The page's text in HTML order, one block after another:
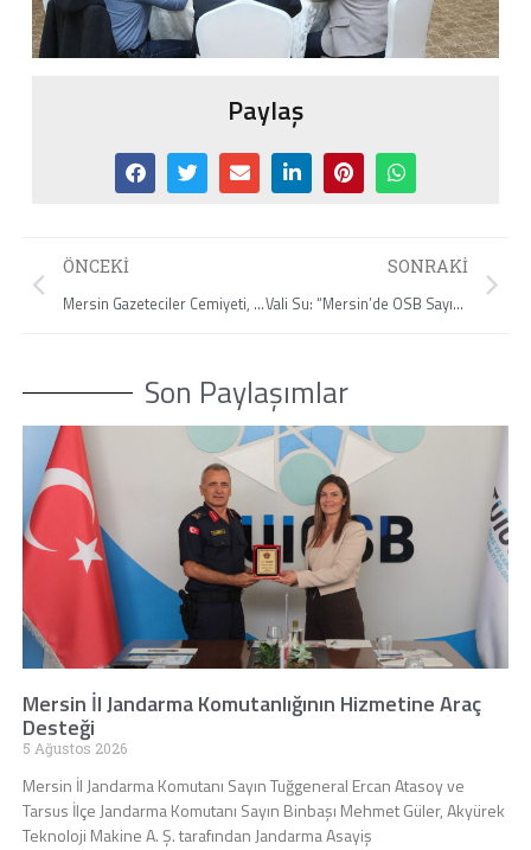
Paylaş
ÖNCEKI
Mersin Gazeteciler Cemiyeti, 10 Ocak Çalışan Gazeteciler Gününü Kutladı
SONRAKI
Vali Su: “Mersin’de OSB Sayısı 10’a Ulaştı.”
Son Paylaşımlar
Mersin İl Jandarma Komutanlığının Hizmetine Araç
Desteği
5 Ağustos 2026
Mersin İl Jandarma Komutanı Sayın Tuğgeneral Ercan Atasoy ve
Tarsus İlçe Jandarma Komutanı Sayın Binbaşı Mehmet Güler, Akyürek
Teknoloji Makine A. Ş. tarafından Jandarma Asayiş